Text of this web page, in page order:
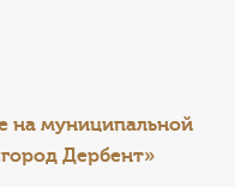
на муниципальной
Дербент»